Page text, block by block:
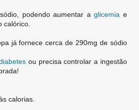
podendo aumentar aglicemia e
calórico.
já fornece cerca de 290mg de sódio
ou precisa controlar a ingestão
calorias.